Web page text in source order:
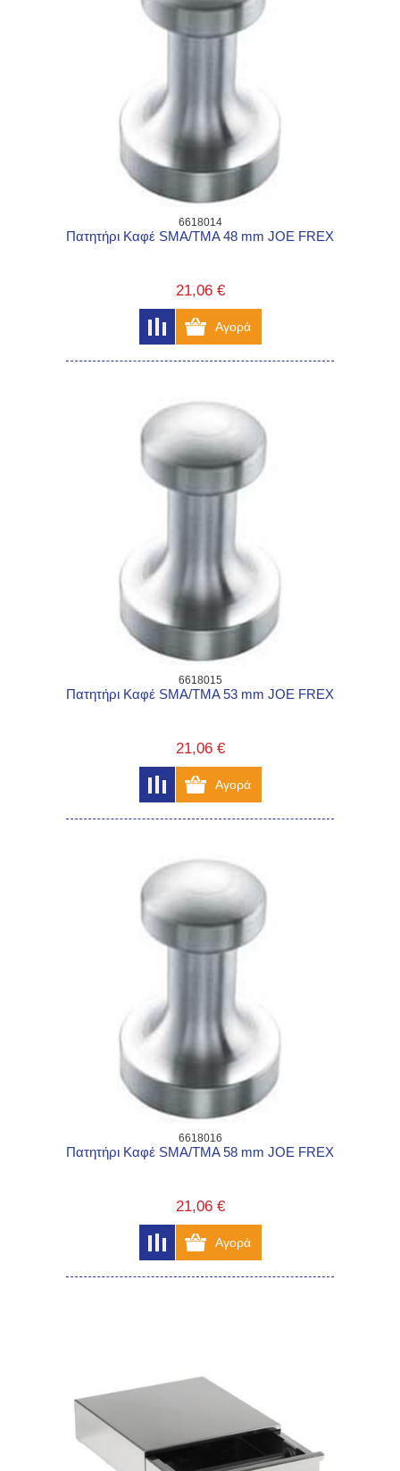
6618014
Πατητήρι Καφέ SMA/TMA 48 mm JOE FREX
21,06 €
6618015
Πατητήρι Καφέ SMA/TMA 53 mm JOE FREX
21,06 €
6618016
Πατητήρι Καφέ SMA/TMA 58 mm JOE FREX
21,06 €